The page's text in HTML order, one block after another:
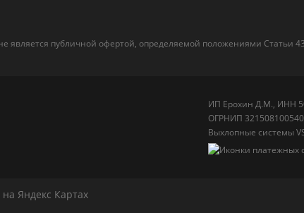
публичной офертой, определяемой положениями Статьи
ИП Ерохин Д.М., ИНН
ОГРНИП
Выхлопные системы
Яндекс Картах